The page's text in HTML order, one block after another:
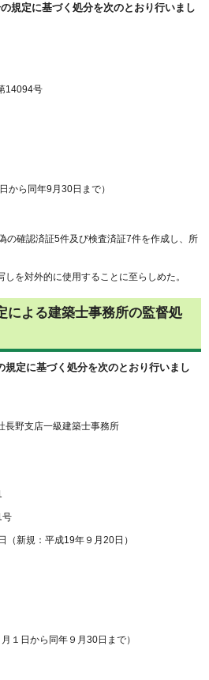
規定に基づく処分を次のとおり行いまし
14094号
ら同年9月30日まで）
確認済証5件及び検査済証7件を作成し、所
を対外的に使用することに至らしめた。
による建築士事務所の監督処
規定に基づく処分を次のとおり行いまし
野支店一級建築士事務所
号
新規：平成19年９月20日）
１日から同年９月30日まで）